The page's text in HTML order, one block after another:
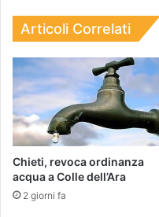
Articoli Correlati
Chieti, revoca ordinanza
acqua a Colle dell’Ara
2 giorni fa